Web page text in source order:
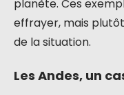
planète. Ces
effrayer, mais
de la situation.
Les Andes, un